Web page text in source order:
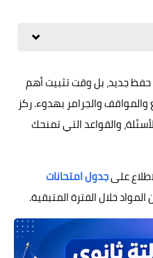
جديد، بل وقت تثبيت أهم
والجرامر بهدوء. ركز
والقواعد التي تمنحك
علىجدول امتحانات
خلال الفترة المتبقية.